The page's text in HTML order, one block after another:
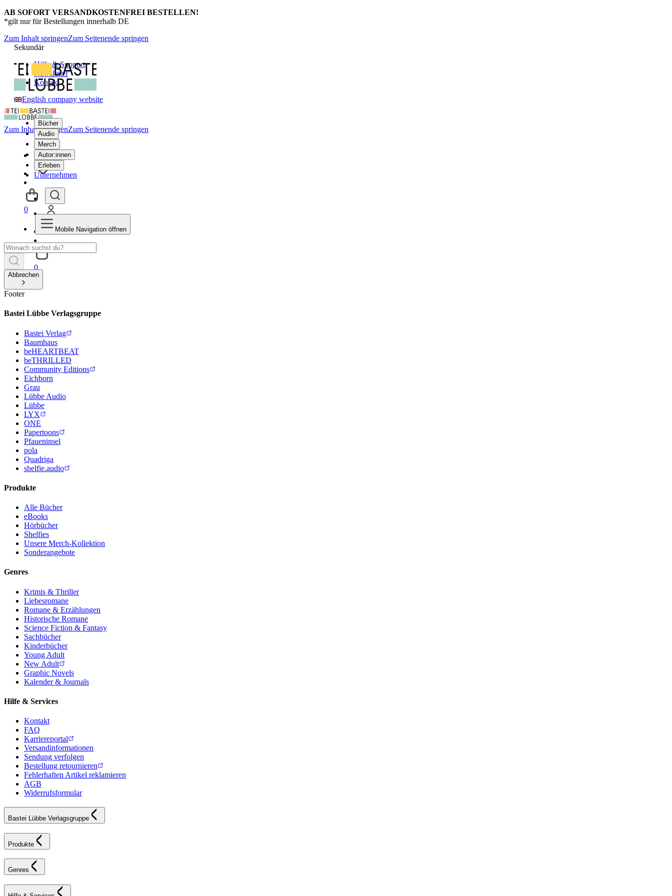
AB SOFORT VERSANDKOSTENFREI BESTELLEN!
*gilt nur für Bestellungen innerhalb DE
Zum Inhalt springenZum Seitenende springen
Sekundär
Hilfe & Support
Newsletter
Kontakt
English company website
Bücher
Audio
Merch
Autor:innen
Erleben
Unternehmen
0
Zum Inhalt springenZum Seitenende springen
0
Mobile Navigation öffnen
Abbrechen
Footer
Bastei Lübbe Verlagsgruppe
Bastei Verlag
Baumhaus
beHEARTBEAT
beTHRILLED
Community Editions
Eichborn
Grau
Lübbe Audio
Lübbe
LYX
ONE
Papertoons
Pfaueninsel
pola
Quadriga
shelfie.audio
Produkte
Alle Bücher
eBooks
Hörbücher
Shelfies
Unsere Merch-Kollektion
Sonderangebote
Genres
Krimis & Thriller
Liebesromane
Romane & Erzählungen
Historische Romane
Science Fiction & Fantasy
Sachbücher
Kinderbücher
Young Adult
New Adult
Graphic Novels
Kalender & Journals
Hilfe & Services
Kontakt
FAQ
Karriereportal
Versandinformationen
Sendung verfolgen
Bestellung retournieren
Fehlerhaften Artikel reklamieren
AGB
Widerrufsformular
Bastei Lübbe Verlagsgruppe
Produkte
Genres